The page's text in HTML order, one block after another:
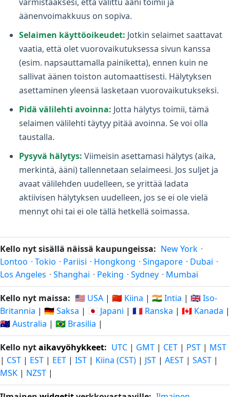
äänenvoimakkuus on sopiva.
Selaimen käyttöoikeudet: Jotkin selaimet saattavat
vaatia, että olet vuorovaikutuksessa sivun kanssa
(esim. napsauttamalla painiketta), ennen kuin ne
sallivat äänen toiston automaattisesti. Hälytyksen
asettaminen yleensä lasketaan vuorovaikutukseksi.
Pidä välilehti avoinna: Jotta hälytys toimii, tämä
selaimen välilehti täytyy pitää avoinna. Se voi olla
taustalla.
Pysyvä hälytys: Viimeisin asettamasi hälytys (aika,
merkintä, ääni) tallennetaan selaimeesi. Jos suljet ja
avaat välilehden uudelleen, se yrittää ladata
aktiivisen hälytyksen uudelleen, jos se ei ole vielä
mennyt ohi tai ei ole tällä hetkellä soimassa.
Kello nyt sisällä näissä kaupungeissa: New York ·
Lontoo · Tokio · Pariisi · Hongkong · Singapore · Dubai ·
Los Angeles · Shanghai · Peking · Sydney · Mumbai
Kello nyt maissa: 🇺🇸 USA | 🇨🇳 Kiina | 🇮🇳 Intia | 🇬🇧 Iso-
Britannia | 🇩🇪 Saksa | 🇯🇵 Japani | 🇫🇷 Ranska | 🇨🇦 Kanada |
🇦🇺 Australia | 🇧🇷 Brasilia |
Kello nytaikavyöhykkeet: UTC | GMT | CET | PST | MST
| CST | EST | EET | IST | Kiina (CST) | JST | AEST | SAST |
MSK | NZST |